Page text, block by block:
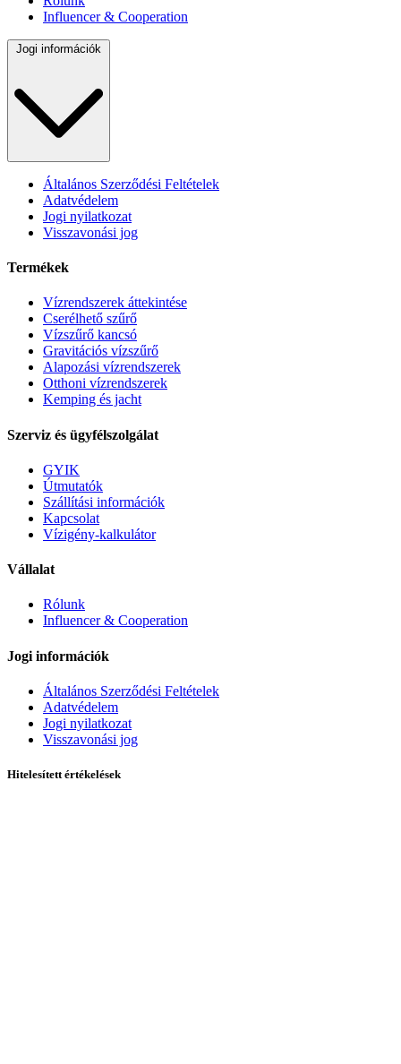
Influencer & Cooperation
Jogi információk
Általános Szerződési Feltételek
Adatvédelem
Jogi nyilatkozat
Visszavonási jog
Termékek
Vízrendszerek áttekintése
Cserélhető szűrő
Vízszűrő kancsó
Gravitációs vízszűrő
Alapozási vízrendszerek
Otthoni vízrendszerek
Kemping és jacht
Szerviz és ügyfélszolgálat
GYIK
Útmutatók
Szállítási információk
Kapcsolat
Vízigény-kalkulátor
Vállalat
Rólunk
Influencer & Cooperation
Jogi információk
Általános Szerződési Feltételek
Adatvédelem
Jogi nyilatkozat
Visszavonási jog
Hitelesített értékelések